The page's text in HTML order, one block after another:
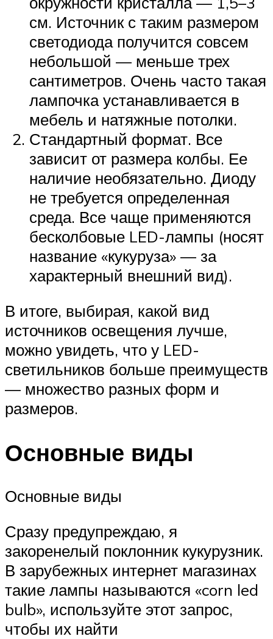
см. Источник с таким размером
светодиода получится совсем
небольшой — меньше трех
сантиметров. Очень часто такая
лампочка устанавливается в
мебель и натяжные потолки.
Стандартный формат. Все
зависит от размера колбы. Ее
наличие необязательно. Диоду
не требуется определенная
среда. Все чаще применяются
бесколбовые LED-лампы (носят
название «кукуруза» — за
характерный внешний вид).
В итоге, выбирая, какой вид
источников освещения лучше,
можно увидеть, что у LED-
светильников больше преимуществ
— множество разных форм и
размеров.
Основные виды
Основные виды
Сразу предупреждаю, я
закоренелый поклонник кукурузник.
В зарубежных интернет магазинах
такие лампы называются «corn led
bulb», используйте этот запрос,
чтобы их найти